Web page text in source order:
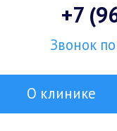
+7
Звонок
О клинике